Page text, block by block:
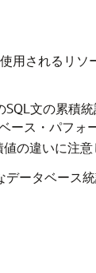
されるリソ
文の累積
ース・パフ
の違いに注意
ータベース統